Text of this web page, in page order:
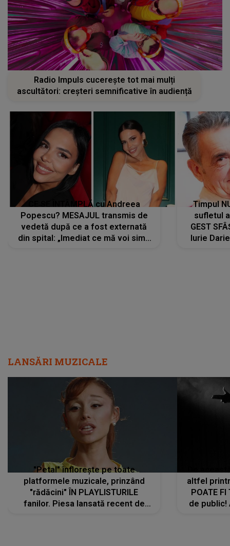
Radio Impuls cucerește tot mai mulți
ascultători: creșteri semnificative în audiență
CE SE ÎNTÂMPLĂ cu Andreea
Popescu? MESAJUL transmis de
vedetă după ce a fost externată
din spital: „Imediat ce mă voi simți
Timpul
sufletul
GEST
Iurie
LANSĂRI MUZICALE
"Petal" înflorește pe toate
platformele muzicale, prinzând
"rădăcini" ÎN PLAYLISTURILE
fanilor. Piesa lansată recent de
altfel
POATE FI
de public!